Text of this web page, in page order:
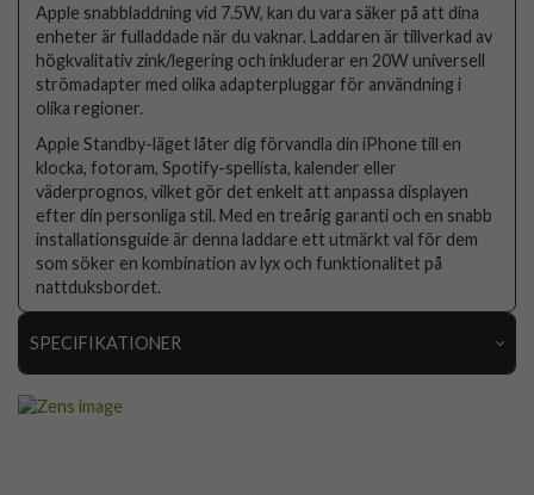
Apple snabbladdning vid 7.5W, kan du vara säker på att dina
enheter är fulladdade när du vaknar. Laddaren är tillverkad av
högkvalitativ zink/legering och inkluderar en 20W universell
strömadapter med olika adapterpluggar för användning i
olika regioner.
Apple Standby-läget låter dig förvandla din iPhone till en
klocka, fotoram, Spotify-spellista, kalender eller
väderprognos, vilket gör det enkelt att anpassa displayen
efter din personliga stil. Med en treårig garanti och en snabb
installationsguide är denna laddare ett utmärkt val för dem
som söker en kombination av lyx och funktionalitet på
nattduksbordet.
SPECIFIKATIONER